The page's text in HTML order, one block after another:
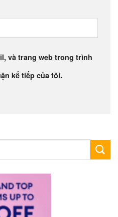
và trang web trong trình
kế tiếp của tôi.